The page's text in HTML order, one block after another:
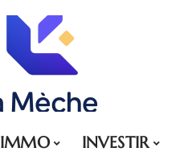
IMMO INVESTIR